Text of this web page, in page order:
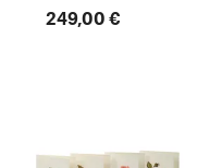
249,00 €